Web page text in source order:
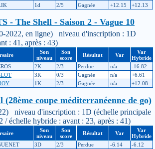
1d 2/5 Gagnée +12.15 +12.13
- The Shell - Saison 2 - Vague 10
2022, en ligne) niveau d'inscription : 1D
: 41, après : 43)
Son
niveau
Son
score
Résultat Var
Var
Hybride
2K 2/3 Perdue n/a
-16.82
3K 0/3 Gagnée n/a
+6.61
1K 2/3 Gagnée n/a +12.08
coupe méditerranéenne de go)
niveau d'inscription : 1D (échelle principale
/ échelle hybride : avant : 23, après : 41)
Son
niveau
Son
score
Résultat Var
Var
Hybride
3D 2/3 Perdue -6.14
-6.12